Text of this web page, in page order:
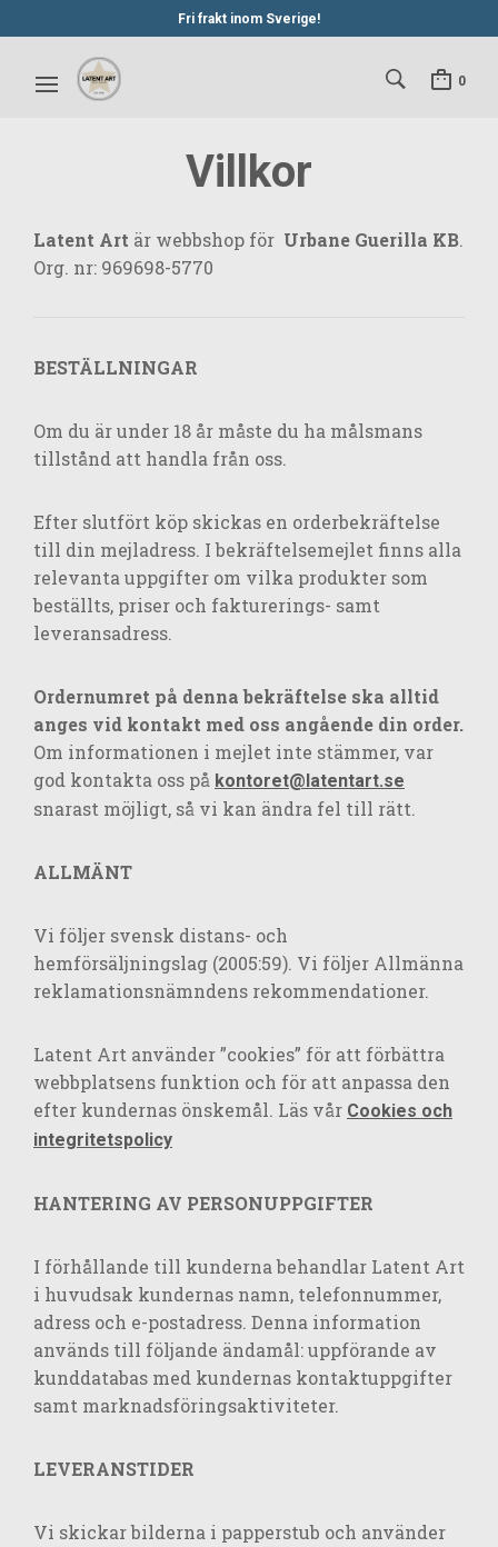
Fri frakt inom Sverige!
0
Villkor
Latent Art är webbshop för Urbane Guerilla KB.
Org. nr: 969698-5770
BESTÄLLNINGAR
Om du är under 18 år måste du ha målsmans
tillstånd att handla från oss.
Efter slutfört köp skickas en orderbekräftelse
till din mejladress. I bekräftelsemejlet finns alla
relevanta uppgifter om vilka produkter som
beställts, priser och fakturerings- samt
leveransadress.
Ordernumret på denna bekräftelse ska alltid
anges vid kontakt med oss angående din order.
Om informationen i mejlet inte stämmer, var
god kontakta oss på kontoret@latentart.se
snarast möjligt, så vi kan ändra fel till rätt.
ALLMÄNT
Vi följer svensk distans- och
hemförsäljningslag (2005:59). Vi följer Allmänna
reklamationsnämndens rekommendationer.
Latent Art använder ”cookies” för att förbättra
webbplatsens funktion och för att anpassa den
efter kundernas önskemål. Läs vår Cookies och
integritetspolicy
HANTERING AV PERSONUPPGIFTER
I förhållande till kunderna behandlar Latent Art
i huvudsak kundernas namn, telefonnummer,
adress och e-postadress. Denna information
används till följande ändamål: uppförande av
kunddatabas med kundernas kontaktuppgifter
samt marknadsföringsaktiviteter.
LEVERANSTIDER
Vi skickar bilderna i papperstub och använder